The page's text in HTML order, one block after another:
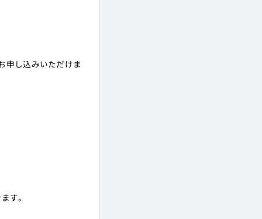
申し込みいただけま
す。